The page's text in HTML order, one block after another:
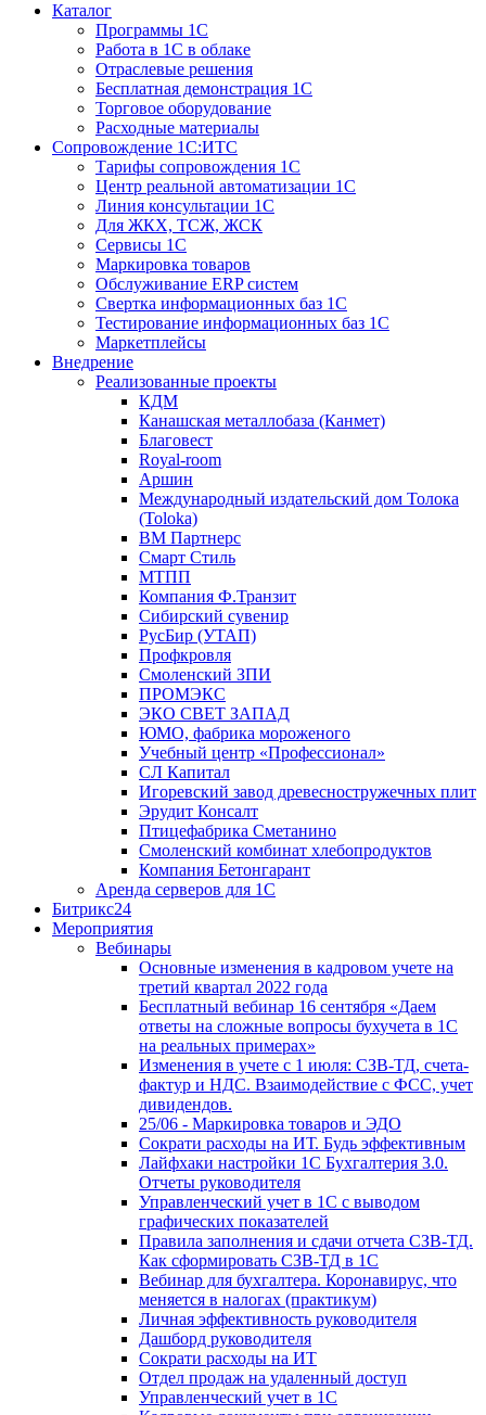
Каталог
Программы 1С
Работа в 1С в облаке
Отраслевые решения
Бесплатная демонстрация 1С
Торговое оборудование
Расходные материалы
Сопровождение 1С:ИТС
Тарифы сопровождения 1С
Центр реальной автоматизации 1С
Линия консультации 1С
Для ЖКХ, ТСЖ, ЖСК
Сервисы 1С
Маркировка товаров
Обслуживание ERP систем
Свертка информационных баз 1С
Тестирование информационных баз 1С
Маркетплейсы
Внедрение
Реализованные проекты
КДМ
Канашская металлобаза (Канмет)
Благовест
Royal-room
Аршин
Международный издательский дом Толока
(Toloka)
ВМ Партнерс
Смарт Стиль
МТПП
Компания Ф.Транзит
Сибирский сувенир
РусБир (УТАП)
Профкровля
Смоленский ЗПИ
ПРОМЭКС
ЭКО СВЕТ ЗАПАД
ЮМО, фабрика мороженого
Учебный центр «Профессионал»
СЛ Капитал
Игоревский завод древесностружечных плит
Эрудит Консалт
Птицефабрика Сметанино
Смоленский комбинат хлебопродуктов
Компания Бетонгарант
Аренда серверов для 1С
Битрикс24
Мероприятия
Вебинары
Основные изменения в кадровом учете на
третий квартал 2022 года
Бесплатный вебинар 16 сентября «Даем
ответы на сложные вопросы бухучета в 1С
на реальных примерах»
Изменения в учете с 1 июля: СЗВ-ТД, счета-
фактур и НДС. Взаимодействие с ФСС, учет
дивидендов.
25/06 - Маркировка товаров и ЭДО
Сократи расходы на ИТ. Будь эффективным
Лайфхаки настройки 1С Бухгалтерия 3.0.
Отчеты руководителя
Управленческий учет в 1С с выводом
графических показателей
Правила заполнения и сдачи отчета СЗВ-ТД.
Как сформировать СЗВ-ТД в 1С
Вебинар для бухгалтера. Коронавирус, что
меняется в налогах (практикум)
Личная эффективность руководителя
Дашборд руководителя
Сократи расходы на ИТ
Отдел продаж на удаленный доступ
Управленческий учет в 1С